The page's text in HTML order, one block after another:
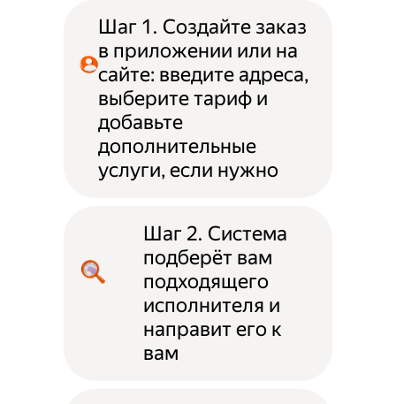
Шаг 1. Создайте заказ
в приложении или на
сайте: введите адреса,
выберите тариф и
добавьте
дополнительные
услуги, если нужно
Шаг 2. Система
подберёт вам
подходящего
исполнителя и
направит его к
вам